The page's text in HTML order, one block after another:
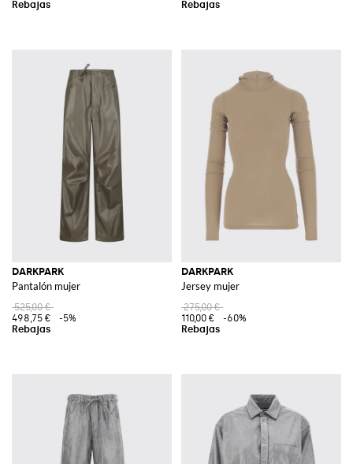
DARKPARK
Pantalón mujer
525,00 €
498,75 €
-5%
DARKPARK
Jersey mujer
275,00 €
110,00 €
-60%